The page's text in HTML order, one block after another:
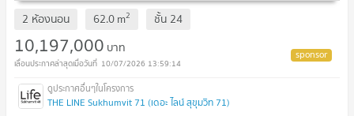
2 ห้องนอน 62.0m2 ชั้น 24
10,197,000 บาท
10/07/2026 13:59:14
THE LINE Sukhumvit 71 (เดอะ ไลน์ สุขุมวิท 71)